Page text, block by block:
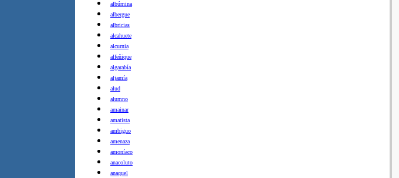
albúmina
albergue
albricias
alcahuete
alcurnia
alfeñique
algarabía
aljamía
alud
alumno
amainar
amatista
ambiguo
amenaza
amoníaco
anacoluto
anaquel